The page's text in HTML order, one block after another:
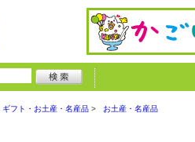
ギフト・お土産・名産品 お土産・名産品